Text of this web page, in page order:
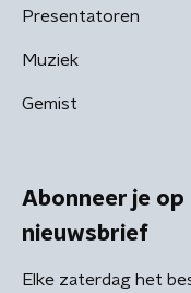
Presentatoren
Muziek
Gemist
Abonneer je
nieuwsbrief
Elke zaterdag het